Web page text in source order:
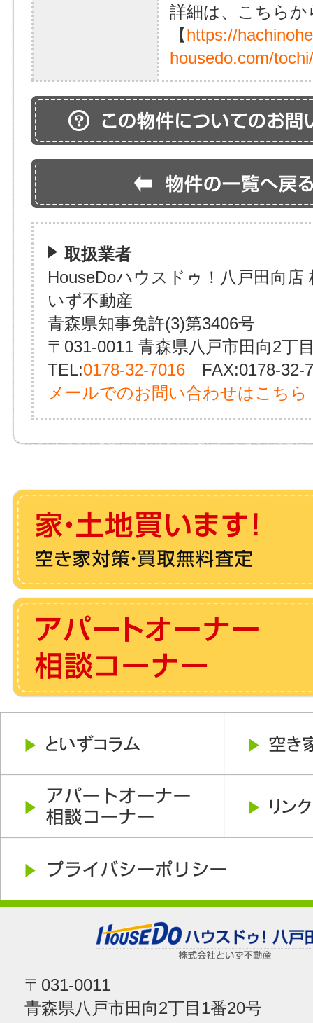
詳細は、こちらか
【https://
housedo.com/
取扱業者
HouseDoハウスドゥ！八戸田向店
いず不動産
青森県知事免許(3)第3406号
〒031-0011 青森県八戸市田向2丁
TEL:0178-32-7016 FAX:0178-32-
メールでのお問い合わせはこちら
〒031-0011
青森県八戸市田向2丁目1番20号